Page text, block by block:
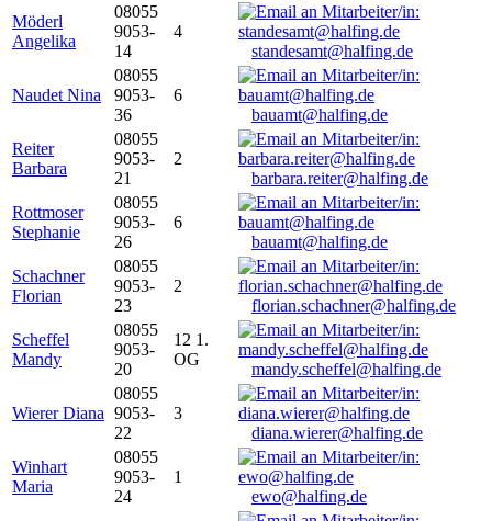
Möderl
Angelika
08055
9053-
14
4
standesamt@halfing.de
Naudet Nina
08055
9053-
36
6
bauamt@halfing.de
Reiter
Barbara
08055
9053-
21
2
barbara.reiter@halfing.de
Rottmoser
Stephanie
08055
9053-
26
6
bauamt@halfing.de
Schachner
Florian
08055
9053-
23
2
florian.schachner@halfing.de
Scheffel
Mandy
08055
9053-
20
12 1.
OG
mandy.scheffel@halfing.de
Wierer Diana
08055
9053-
22
3
diana.wierer@halfing.de
Winhart
Maria
08055
9053-
24
1
ewo@halfing.de